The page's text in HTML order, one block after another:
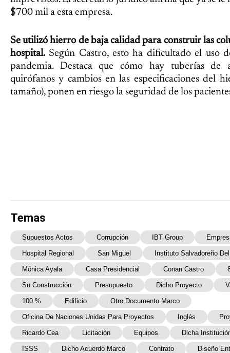
$700 mil a esta empresa.
Se utilizó hierro de baja calidad para construir las
hospital.Según Castro, esto ha dificultado el uso
pandemia. Destaca que cómo hay tuberías de
quirófanos y cambios en las especificaciones del
tamaño), ponen en riesgo la seguridad de los
Temas
Supuestos Actos Corrupción IBT Group
Hospital Regional San Miguel Instituto Salvadoreño
Mónica Ayala Casa Presidencial Conan Castro
Su Construcción Presupuesto Dicho Proyecto
100 % Edificio Otro Documento Marco
Oficina De Naciones Unidas Para Proyectos Inglés
Ricardo Cea Licitación Equipos Dicha
ISSS Dicho Acuerdo Marco Contrato Diseño